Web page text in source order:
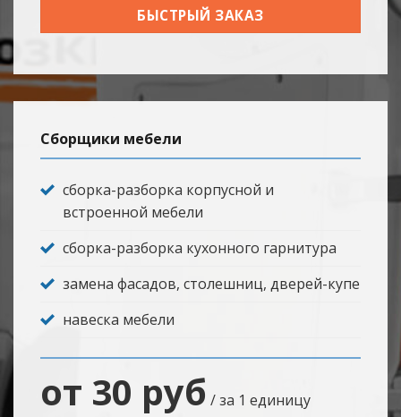
БЫСТРЫЙ ЗАКАЗ
Сборщики мебели
сборка-разборка корпусной и
встроенной мебели
сборка-разборка кухонного гарнитура
замена фасадов, столешниц, дверей-купе
навеска мебели
от 30 руб / за 1 единицу